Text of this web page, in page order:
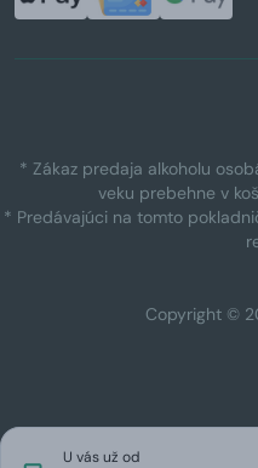
U vás už od
* Zákaz predaja alkoholu
veku prebehne v
* Predávajúci na tomto
Copyright ©